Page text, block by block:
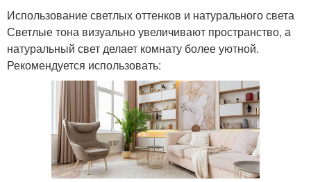
Использование светлых оттенков и натурального света
Светлые тона визуально увеличивают пространство, а
натуральный свет делает комнату более уютной.
Рекомендуется использовать: